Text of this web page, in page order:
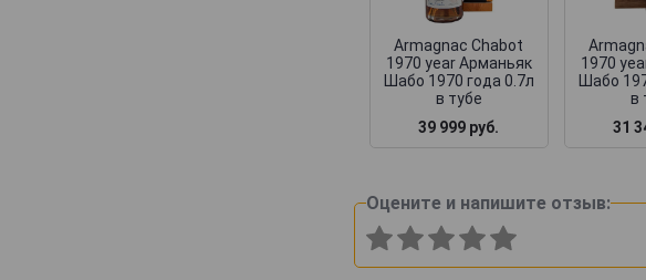
Armagnac Chabot
1970 year Арманьяк
Шабо 1970 года 0.7л
в тубе
39 999 руб.
1970
Шабо
в
31
Оцените и напишите отзыв: